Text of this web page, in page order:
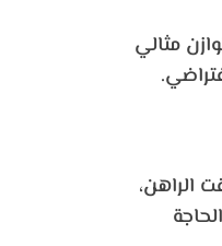
مثالي
الراهن،